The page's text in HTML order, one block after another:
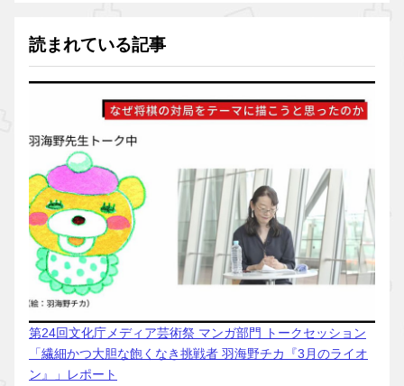
読まれている記事
第24回文化庁メディア芸術祭 マンガ部門 トークセッション
「繊細かつ大胆な飽くなき挑戦者 羽海野チカ『3月のライオ
ン』」レポート